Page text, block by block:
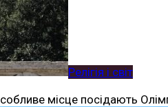
Релігія і світ
місце посідають